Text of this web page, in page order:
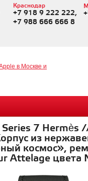
Краснодар
+7 918 9 222 222,
+7 988 666 666 8
7 Hermès
из
космос»,
Attelage цвета